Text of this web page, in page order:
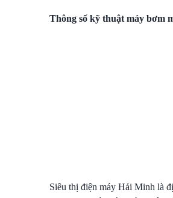
Thông số kỹ thuật máy bơm
Siêu thị điện máy Hải Minh là